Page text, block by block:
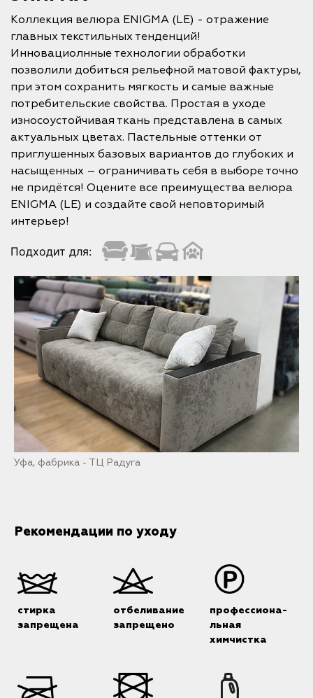
Коллекция велюра ENIGMA (LE) - отражение
главных текстильных тенденций!
Инновациолнные технологии обработки
позволили добиться рельефной матовой фактуры,
при этом сохранить мягкость и самые важные
потребительские свойства. Простая в уходе
износоустойчивая ткань представлена в самых
актуальных цветах. Пастельные оттенки от
приглушенных базовых вариантов до глубоких и
насыщенных – ограничивать себя в выборе точно
не придётся! Оцените все преимущества велюра
ENIGMA (LE) и создайте свой неповторимый
интерьер!
Подходит для:
Уфа, фабрика - ТЦ Радуга
Рекомендации по уходу
стирка
запрещена
отбеливание
запрещено
профессиона-
льная
химчистка